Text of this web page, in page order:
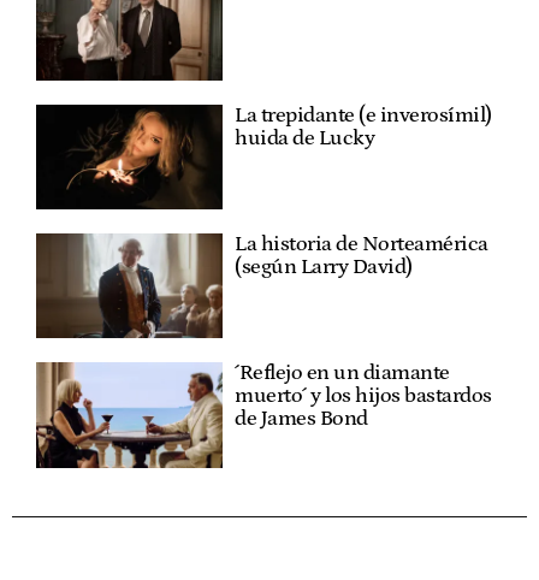
La trepidante (e inverosímil)
huida de Lucky
La historia de Norteamérica
(según Larry David)
´Reflejo en un diamante
muerto´ y los hijos bastardos
de James Bond